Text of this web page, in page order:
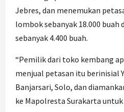
Jebres, dan menemukan
lombok sebanyak 18.000 buah
sebanyak 4.400 buah.
“Pemilik dari toko kembang
menjual petasan itu berinisial
Banjarsari, Solo, dan
ke Mapolresta Surakarta